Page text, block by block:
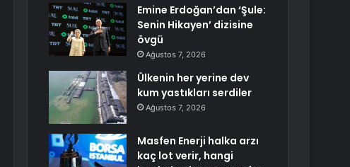
Emine Erdoğan’dan ‘Şule:
Senin Hikayen’ dizisine
övgü
Ağustos 7, 2026
Ülkenin her yerine dev
kum yastıkları serdiler
Ağustos 7, 2026
Masfen Enerji halka arzı
kaç lot verir, hangi